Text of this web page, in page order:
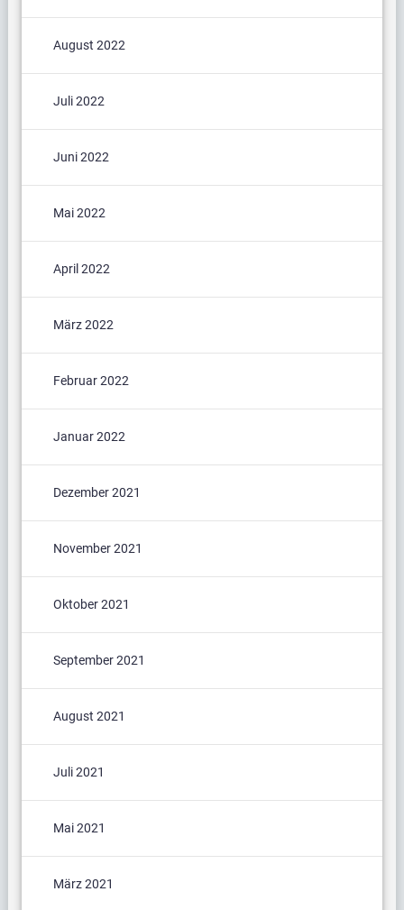
August 2022
Juli 2022
Juni 2022
Mai 2022
April 2022
März 2022
Februar 2022
Januar 2022
Dezember 2021
November 2021
Oktober 2021
September 2021
August 2021
Juli 2021
Mai 2021
März 2021